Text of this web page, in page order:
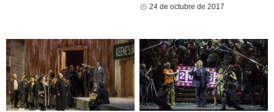
24 de octubre de 2017